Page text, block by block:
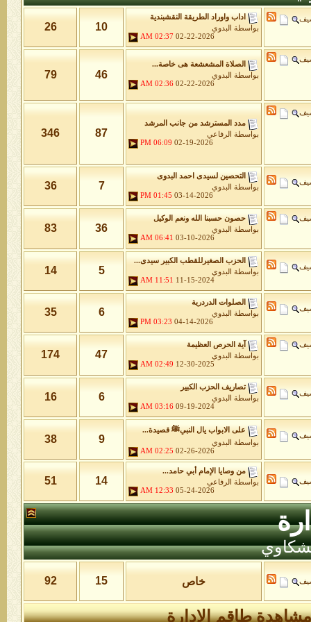
اداب واوراد الطريقة النقشبندية
بواسطة
البدوي
02-22-2026
02:37 AM
10
26
الصلاة المشعشعة هى خاصة...
بواسطة
البدوي
02-22-2026
02:36 AM
46
79
مدد المسترشد من جانب المرشد
بواسطة
الرفاعي
02-19-2026
06:09 PM
87
346
التحصين لسيدى احمد البدوى
بواسطة
البدوي
03-14-2026
01:45 PM
7
36
حصون حسبنا الله ونعم الوكيل
بواسطة
البدوي
03-10-2026
06:41 AM
36
83
الحزب الصغيرللقطب الكبير سيدى...
بواسطة
البدوي
11-15-2024
11:51 AM
5
14
الصلوات الدردرية
بواسطة
البدوي
04-14-2026
03:23 PM
6
35
آية الحرص العظيمة
بواسطة
البدوي
12-30-2025
02:49 AM
47
174
تصاريف الحزب الكبير
بواسطة
البدوي
09-19-2024
03:16 AM
6
16
على الابواب يال النبيﷺ قصيدة...
بواسطة
البدوي
02-26-2026
02:25 AM
9
38
من وصايا الإمام أبي حامد...
بواسطة
الرفاعي
05-24-2026
12:33 AM
14
51
خاص 15
92
طاقم الإدارة